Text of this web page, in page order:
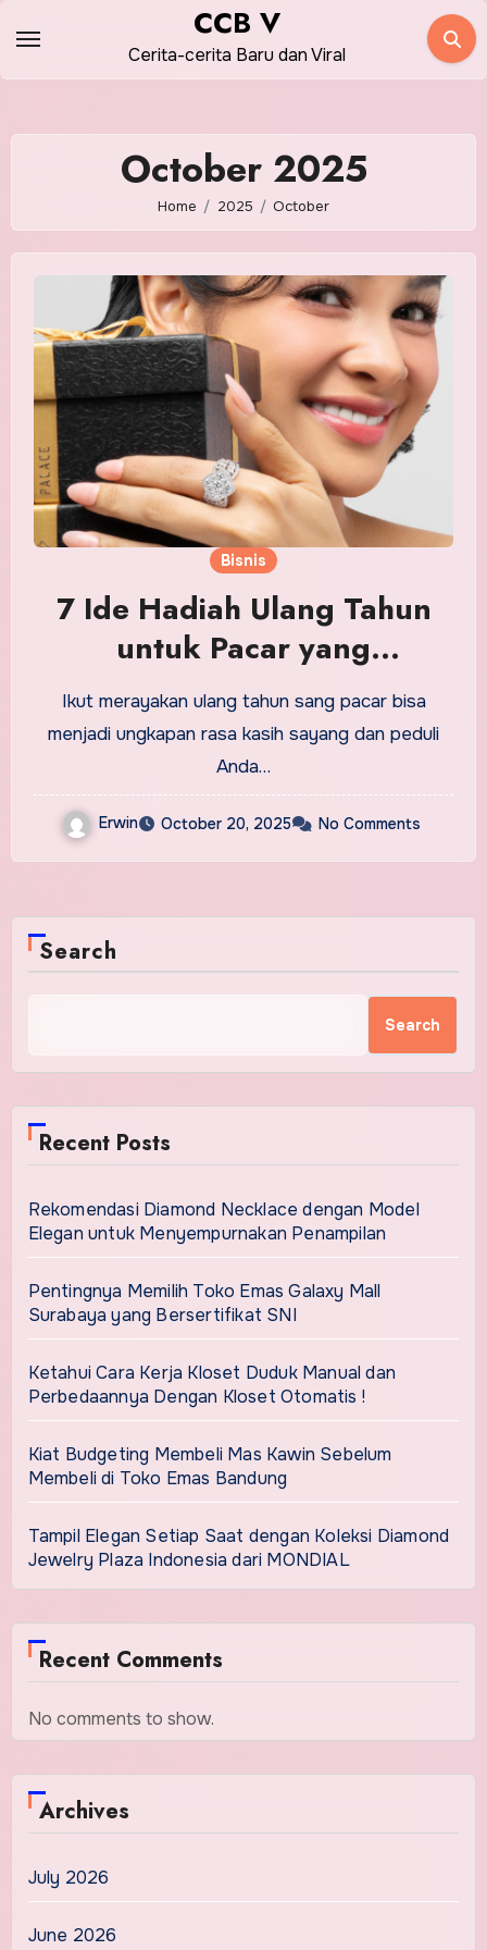
content
CCB V
Cerita-cerita Baru dan Viral
October 2025
Home 2025 October
Bisnis
7 Ide Hadiah Ulang Tahun
untuk Pacar yang
Terjangkau tapi Berkesan
Ikut merayakan ulang tahun sang pacar bisa
menjadi ungkapan rasa kasih sayang dan peduli
Anda…
Erwin October 20, 2025 No Comments
Search
Search
Recent Posts
Rekomendasi Diamond Necklace dengan Model
Elegan untuk Menyempurnakan Penampilan
Pentingnya Memilih Toko Emas Galaxy Mall
Surabaya yang Bersertifikat SNI
Ketahui Cara Kerja Kloset Duduk Manual dan
Perbedaannya Dengan Kloset Otomatis !
Kiat Budgeting Membeli Mas Kawin Sebelum
Membeli di Toko Emas Bandung
Tampil Elegan Setiap Saat dengan Koleksi Diamond
Jewelry Plaza Indonesia dari MONDIAL
Recent Comments
No comments to show.
Archives
July 2026
June 2026